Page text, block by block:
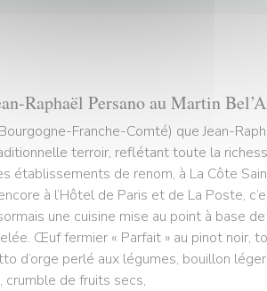
Raphaël Persano au Martin
Franche-Comté) que Jean-
terroir, reflétant toute la
établissements de renom, à La Côte
à l’Hôtel de Paris et de La Poste,
une cuisine mise au point à base
Œuf fermier « Parfait » au pinot noir,
d’orge perlé aux légumes, bouillon
crumble de fruits secs,